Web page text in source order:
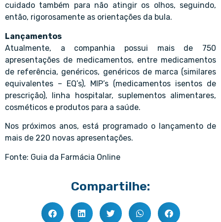
cuidado também para não atingir os olhos, seguindo,
então, rigorosamente as orientações da bula.
Lançamentos
Atualmente, a companhia possui mais de 750
apresentações de medicamentos, entre medicamentos
de referência, genéricos, genéricos de marca (similares
equivalentes – EQ’s), MIP’s (medicamentos isentos de
prescrição), linha hospitalar, suplementos alimentares,
cosméticos e produtos para a saúde.
Nos próximos anos, está programado o lançamento de
mais de 220 novas apresentações.
Fonte: Guia da Farmácia Online
Compartilhe: